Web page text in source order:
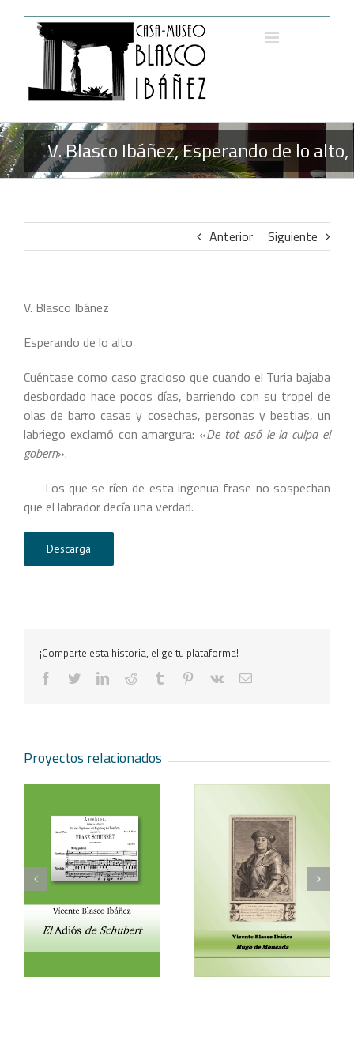
contenido
V. Blasco Ibáñez, Esperando de lo
Anterior Siguiente
V. Blasco Ibáñez
Esperando de lo alto
Cuéntase como caso gracioso que cuando el Turia bajaba
desbordado hace pocos días, barriendo con su tropel de
olas de barro casas y cosechas, personas y bestias, un
labriego exclamó con amargura: «De tot asó le la culpa el
gobern».
Los que se ríen de esta ingenua frase no sospechan
que el labrador decía una verdad.
Descarga
¡Comparte esta historia, elige tu plataforma!
facebooktwitterlinkedinreddit tumblr pinterest
vk
Correo
Proyectos relacionados
Vicente Blasco Ibáñez,
Hugo de Moncada
Aventura veneciana y
otros cuentos